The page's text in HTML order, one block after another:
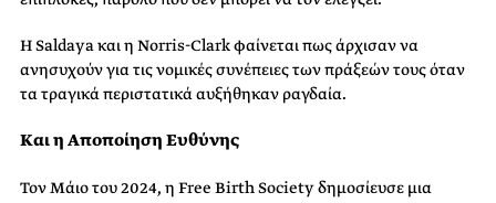
Η Saldaya και η Norris-Clark φαίνεται πως άρχισαν να
ανησυχούν για τις νομικές συνέπειες των πράξεών τους όταν
τα τραγικά περιστατικά αυξήθηκαν ραγδαία.
Και η Αποποίηση Ευθύνης
Τον Μάιο του 2024, η Free Birth Society δημοσίευσε μια